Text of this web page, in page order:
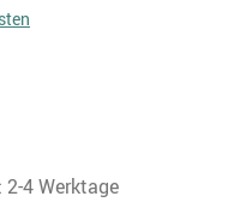
4 Werktage